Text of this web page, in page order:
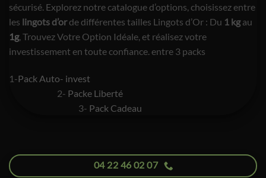
sécurisé. Explorez notre catalogue d’options, choisissez entre
les lingots d’orde différentes tailles Lingots d’Or : Du 1 kgau
1g, Trouvez Votre Option Idéale, et réalisez votre
investissement en toute confiance. entre 3 packs
1-Pack Auto- invest
2- Packe Liberté
3- Pack Cadeau
04 22 46 02 07